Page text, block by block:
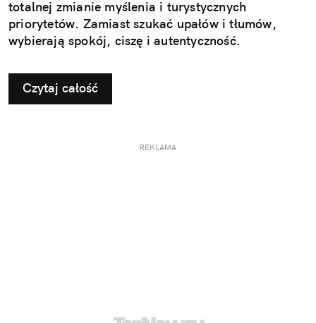
totalnej zmianie myślenia i turystycznych
priorytetów. Zamiast szukać upałów i tłumów,
wybierają spokój, ciszę i autentyczność.
Czytaj całość
REKLAMA